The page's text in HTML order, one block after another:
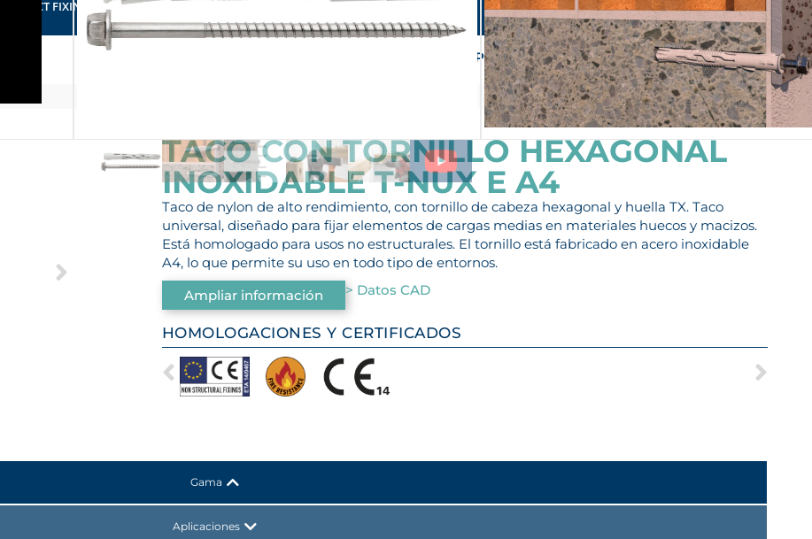
A PERFECT FIXING FOR YOUR BUSINESS
Lontana Group Contacto ES-MX
EN ÁREA PRIVADA
PRODUCTOS SERVICIOS EMPRESA
TACO CON TORNILLO HEXAGONAL
INOXIDABLE T-NUX E A4
Taco de nylon de alto rendimiento, con tornillo de cabeza hexagonal y huella TX. Taco
universal, diseñado para fijar elementos de cargas medias en materiales huecos y macizos.
Está homologado para usos no estructurales. El tornillo está fabricado en acero inoxidable
A4, lo que permite su uso en todo tipo de entornos.
Ampliar información
> Datos CAD
HOMOLOGACIONES Y CERTIFICADOS
Gama
Aplicaciones